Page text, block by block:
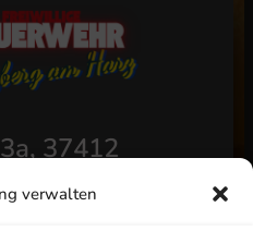
verwalten
37412